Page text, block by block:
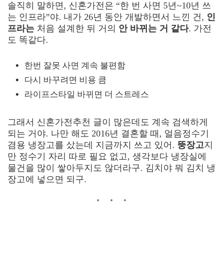
솔직히 말하면, 신혼가전은 “한 번 사면 5년~10년 쓰
는 인프라”야. 내가 26년 동안 개발하면서 느낀 건, 인
프라는 처음 설계한 뒤 거의 안 바뀌는 거 같다. 가전
도 똑같다.
한번 잘못 사면 계속 불편함
다시 바꾸려면 비용 큼
라이프스타일 바뀌면 더 스트레스
그래서 신혼가전추천 글이 많은데도 계속 검색하게
되는 거야. 나만 해도 2016년 결혼할 때, 얼음정수기
겸용 냉장고를 샀는데 지금까지 쓰고 있어. 뚱장고지
만 정수기 자리 따로 필요 없고, 생각보다 냉장실에
물건을 많이 쌓아두지도 않더라구. 김치야 뭐 김치 냉
장고에 넣으면 되구.